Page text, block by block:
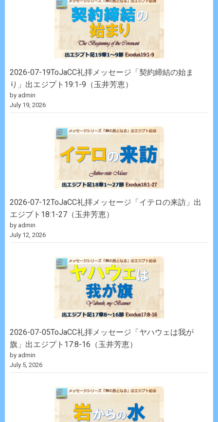
2026-07-19ToJaCC礼拝メッセージ「契約締結の始ま
り」出エジプト19:1-9（玉井芳恵）
by admin
July 19, 2026
2026-07-12ToJaCC礼拝メッセージ「イテロの来訪」出
エジプト18:1-27（玉井芳恵）
by admin
July 12, 2026
2026-07-05ToJaCC礼拝メッセージ「ヤハウェは我が
旗」出エジプト17:8-16（玉井芳恵）
by admin
July 5, 2026